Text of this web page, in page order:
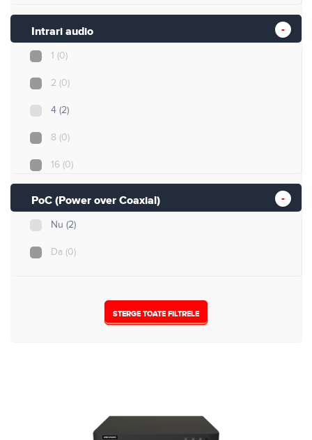
Intrari audio
1 (0)
2 (0)
4 (2)
8 (0)
16 (0)
PoC (Power over Coaxial)
Nu (2)
Da (0)
STERGE TOATE FILTRELE